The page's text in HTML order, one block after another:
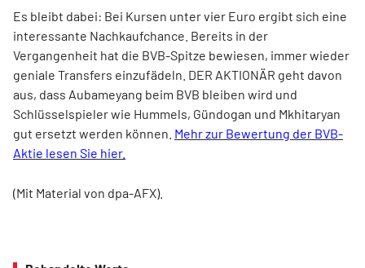
Es bleibt dabei: Bei Kursen unter vier Euro ergibt sich eine
interessante Nachkaufchance. Bereits in der
Vergangenheit hat die BVB-Spitze bewiesen, immer wieder
geniale Transfers einzufädeln. DER AKTIONÄR geht davon
aus, dass Aubameyang beim BVB bleiben wird und
Schlüsselspieler wie Hummels, Gündogan und Mkhitaryan
gut ersetzt werden können. Mehr zur Bewertung der BVB-
Aktie lesen Sie hier.
(Mit Material von dpa-AFX).